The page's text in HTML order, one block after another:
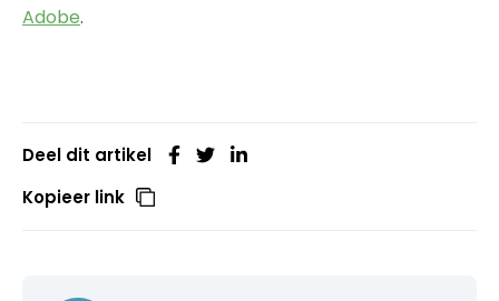
Adobe.
Deel dit artikel
Kopieer link